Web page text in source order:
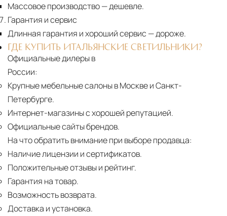
Массовое производство— дешевле.
Гарантия и сервис
Длинная гарантия и хороший сервис — дороже.
ГДЕ КУПИТЬ ИТАЛЬЯНСКИЕ СВЕТИЛЬНИКИ?
Официальные дилеры в
России:
Крупные мебельные салоны в Москве и Санкт-
Петербурге.
Интернет-магазины с хорошей репутацией.
Официальные сайты брендов.
На что обратить внимание при выборе продавца:
Наличие лицензии и сертификатов.
Положительные отзывы и рейтинг.
Гарантия на товар.
Возможность возврата.
Доставка и установка.